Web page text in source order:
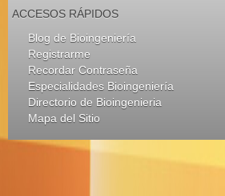
ACCESOS RÁPIDOS
Blog de Bioingeniería
Registrarme
Recordar Contraseña
Especialidades Bioingeniería
Directorio de Bioingenieria
Mapa del Sitio